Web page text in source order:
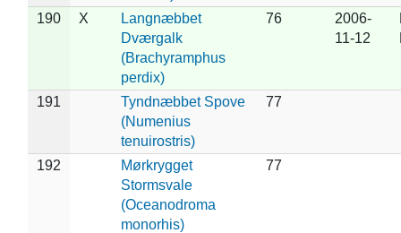
190 X
Langnæbbet
Dværgalk
(Brachyramphus
perdix)
76
2006-
11-12
191
Tyndnæbbet Spove
(Numenius
tenuirostris)
77
192
Mørkrygget
Stormsvale
(Oceanodroma
monorhis)
77